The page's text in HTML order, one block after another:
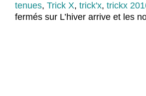
tenues, Trick X, trick'x, trickx
fermés sur L’hiver arrive et les